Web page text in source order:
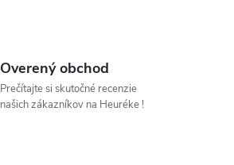
Overený obchod
Prečítajte si skutočné recenzie
našich zákazníkov na Heuréke !